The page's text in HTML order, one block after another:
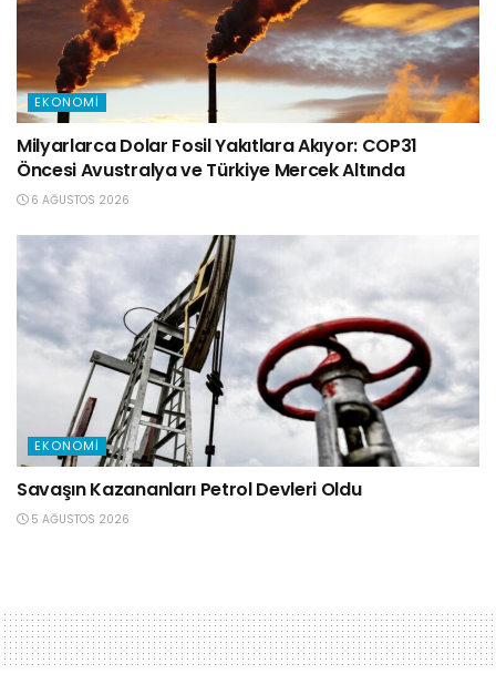
EKONOMI
Milyarlarca Dolar Fosil Yakıtlara Akıyor: COP31
Öncesi Avustralya ve Türkiye Mercek Altında
6 AĞUSTOS 2026
EKONOMI
Savaşın Kazananları Petrol Devleri Oldu
5 AĞUSTOS 2026